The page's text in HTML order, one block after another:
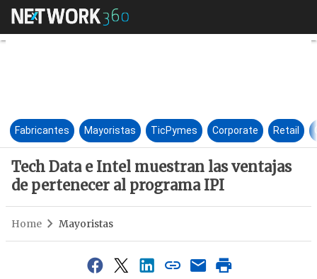
Tech Data e Intel muestran
Fabricantes Mayoristas TicPymes Corporate Retail
Tech Data e Intel muestran las ventajas
de pertenecer al programa IPI
Home Mayoristas